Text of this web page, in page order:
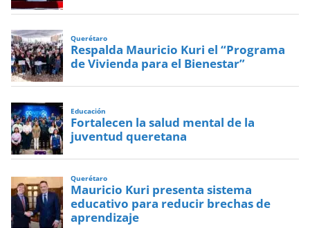
Querétaro
Respalda Mauricio Kuri el “Programa
de Vivienda para el Bienestar”
Educación
Fortalecen la salud mental de la
juventud queretana
Querétaro
Mauricio Kuri presenta sistema
educativo para reducir brechas de
aprendizaje